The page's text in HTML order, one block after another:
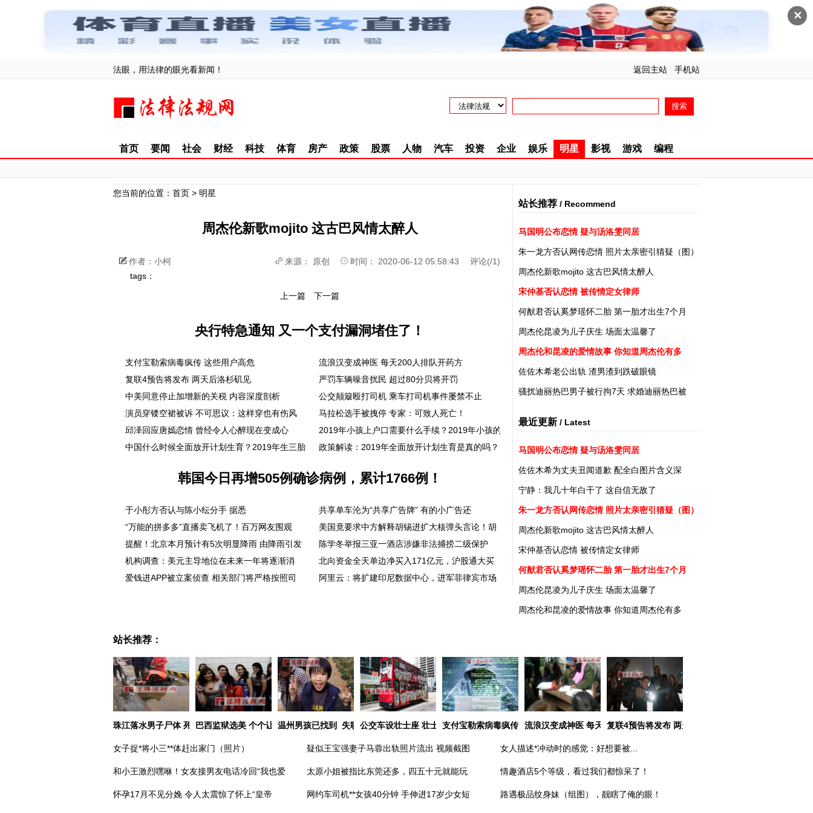
✕
法眼，用法律的眼光看新闻！ 返回主站 手机站
首页 要闻 社会 财经 科技 体育 房产 政策 股票 人物 汽车 投资 企业 娱乐 明星 影视 游戏 编程
您当前的位置： 首页 > 明星
周杰伦新歌mojito 这古巴风情太醉人
作者：小柯 来源： 原创 时间： 2020-06-12 05:58:43 评论(/1)
tags：
上一篇 下一篇
央行特急通知 又一个支付漏洞堵住了！
支付宝勒索病毒疯传 这些用户高危
流浪汉变成神医 每天200人排队开药方
复联4预告将发布 两天后洛杉矶见
严罚车辆噪音扰民 超过80分贝将开罚
中美同意停止加增新的关税 内容深度剖析
公交颠簸殴打司机 乘车打司机事件屡禁不止
演员穿镂空裙被诉 不可思议：这样穿也有伤风
马拉松选手被拽停 专家：可致人死亡！
邱泽回应唐嫣恋情 曾经令人心醉现在变成心
2019年小孩上户口需要什么手续？2019年小孩的
中国什么时候全面放开计划生育？2019年生三胎
政策解读：2019年全面放开计划生育是真的吗？
韩国今日再增505例确诊病例，累计1766例！
于小彤方否认与陈小纭分手 据悉
共享单车沦为“共享广告牌” 有的小广告还
“万能的拼多多”直播卖飞机了！百万网友围观
美国竟要求中方解释胡锡进扩大核弹头言论！胡
提醒！北京本月预计有5次明显降雨 由降雨引发
陈学冬举报三亚一酒店涉嫌非法捕捞二级保护
机构调查：美元主导地位在未来一年将逐渐消
北向资金全天单边净买入171亿元，沪股通大买
爱钱进APP被立案侦查 相关部门将严格按照司
阿里云：将扩建印尼数据中心，进军菲律宾市场
站长推荐 / Recommend
马国明公布恋情 疑与汤洛雯同居
朱一龙方否认网传恋情 照片太亲密引猜疑（图）
周杰伦新歌mojito 这古巴风情太醉人
宋仲基否认恋情 被传情定女律师
何猷君否认奚梦瑶怀二胎 第一胎才出生7个月
周杰伦昆凌为儿子庆生 场面太温馨了
周杰伦和昆凌的爱情故事 你知道周杰伦有多
佐佐木希老公出轨 渣男渣到跌破眼镜
骚扰迪丽热巴男子被行拘7天 求婚迪丽热巴被
最近更新 / Latest
马国明公布恋情 疑与汤洛雯同居
佐佐木希为丈夫丑闻道歉 配全白图片含义深
宁静：我几十年白干了 这自信无敌了
朱一龙方否认网传恋情 照片太亲密引猜疑（图）
周杰伦新歌mojito 这古巴风情太醉人
宋仲基否认恋情 被传情定女律师
何猷君否认奚梦瑶怀二胎 第一胎才出生7个月
周杰伦昆凌为儿子庆生 场面太温馨了
周杰伦和昆凌的爱情故事 你知道周杰伦有多
站长推荐：
珠江落水男子尸体 死者身份已确认巴西监狱选美 个个让人惊艳温州男孩已找到 失联事件令人深思公交车设壮士座 壮士座背后有哪些深意？
支付宝勒索病毒疯传 这些用户高危流浪汉变成神医 每天200人排队开药方复联4预告将发布 两天后洛杉矶见
女子捉*将小三**体赶出家门（照片） 疑似王宝强妻子马蓉出轨照片流出 视频截图 女人描述*冲动时的感觉：好想要被...
和小王激烈嘿咻！女友接男友电话冷回“我也爱 太原小姐被指比东莞还多，四五十元就能玩 情趣酒店5个等级，看过我们都惊呆了！
怀孕17月不见分娩 令人太震惊了怀上“皇帝 网约车司机**女孩40分钟 手伸进17岁少女短 路遇极品纹身妹（组图），靓瞎了俺的眼！